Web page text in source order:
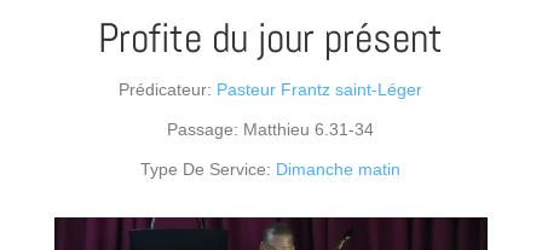
Profite du jour présent
Prédicateur: Pasteur Frantz saint-Léger
Passage: Matthieu 6.31-34
Type De Service: Dimanche matin